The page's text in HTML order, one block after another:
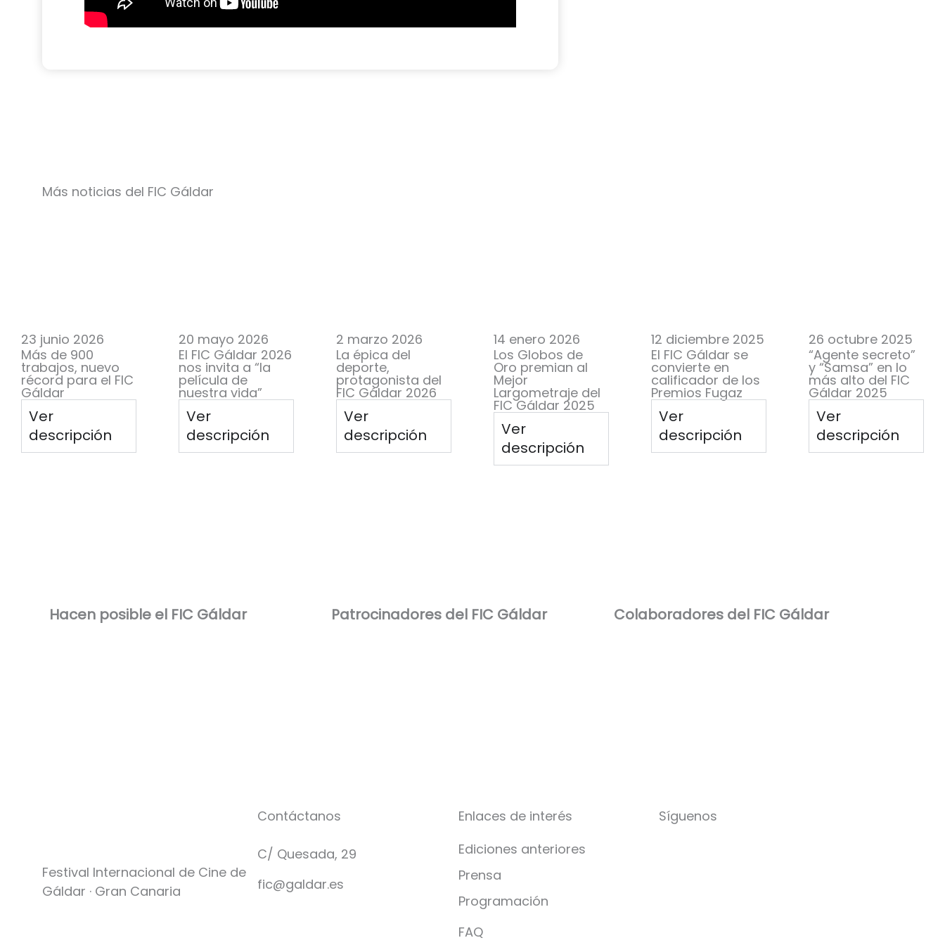
Más noticias del FIC Gáldar
23 junio 2026
Más de 900
trabajos, nuevo
récord para el FIC
Gáldar
Ver
descripción
20 mayo 2026
El FIC Gáldar 2026
nos invita a “la
película de
nuestra vida”
Ver
descripción
2 marzo 2026
La épica del
deporte,
protagonista del
FIC Gáldar 2026
Ver
descripción
14 enero 2026
Los Globos de
Oro premian al
Mejor
Largometraje del
FIC Gáldar 2025
Ver
descripción
12 diciembre 2025
El FIC Gáldar se
convierte en
calificador de los
Premios Fugaz
Ver
descripción
26 octubre 2025
“Agente secreto”
y “Samsa” en lo
más alto del FIC
Gáldar 2025
Ver
descripción
Hacen posible el FIC Gáldar Patrocinadores del FIC Gáldar​ Colaboradores del FIC Gáldar
Festival Internacional de Cine de
Gáldar · Gran Canaria
Contáctanos
C/ Quesada, 29
fic@galdar.es
Enlaces de interés
Ediciones anteriores
Prensa
Programación
FAQ
Síguenos